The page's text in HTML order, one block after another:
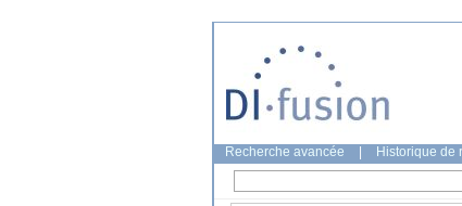
Recherche avancée Historique de